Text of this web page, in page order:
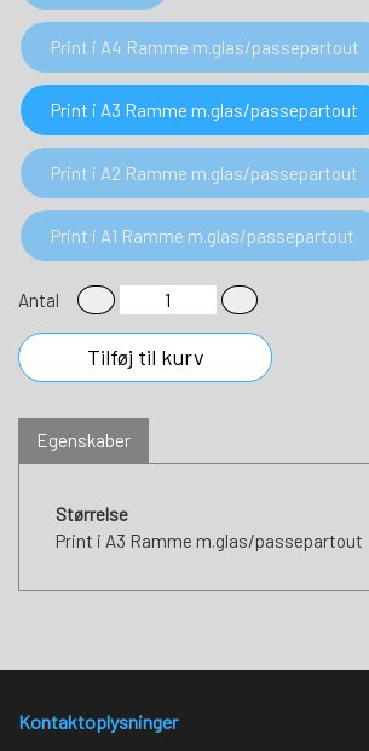
Print i A4 Ramme m.glas/passepartout
Print i A3 Ramme m.glas/passepartout
Print i A2 Ramme m.glas/passepartout
Print i A1 Ramme m.glas/passepartout
Antal
Tilføj til kurv
Egenskaber
Størrelse
Print i A3 Ramme m.glas/passepartout
Kontaktoplysninger